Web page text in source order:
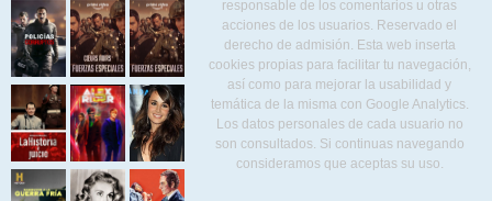
responsable de los comentarios u otras
acciones de los usuarios. Reservado el
derecho de admisión. Esta web inserta
cookies propias para facilitar tu navegación,
así como para mejorar la usabilidad y
temática de la misma con Google Analytics.
Los datos personales de cada usuario no
son consultados. Si continuas navegando
consideramos que aceptas su uso.